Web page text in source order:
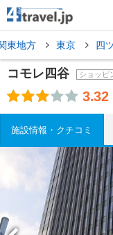
東地方 東京 四
コモレ四谷 ショッピ
3.32
施設情報・クチコミ